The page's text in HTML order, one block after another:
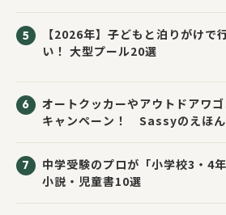
【2026年】子どもと泊りがけで
い！ 大型プール20選
オートクッカーやアウトドアワ
キャンペーン！ Sassyのえほん
中学受験のプロが「小学校3・4
小説・児童書10選